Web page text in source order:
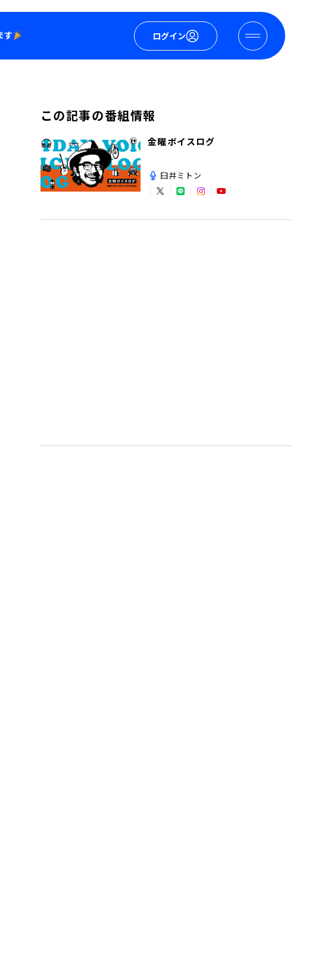
ログイン
この記事の番組情報
金曜ボイスログ
臼井ミトン